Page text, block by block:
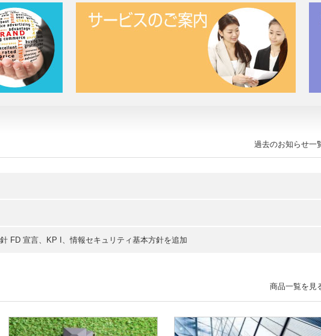
FD 宣言、KP I、情報セキュリティ基本方針を追加
過去のお知らせ一
商品一覧を見